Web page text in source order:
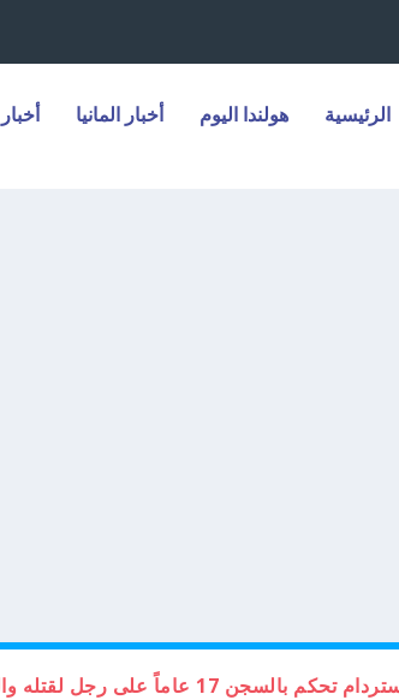
الرئيسية هولندا اليوم أخبار المانيا
17 عاماً على رجل لقتله والدته وتقطيع جثتها